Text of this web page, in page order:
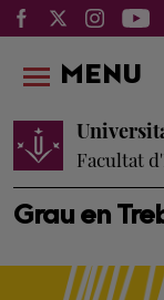
Grau en
Facultat
MENU